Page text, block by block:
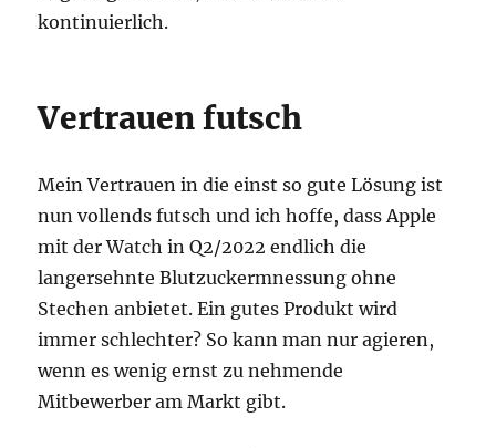
kontinuierlich.
Vertrauen futsch
Mein Vertrauen in die einst so gute Lösung ist
nun vollends futsch und ich hoffe, dass Apple
mit der Watch in Q2/2022 endlich die
langersehnte Blutzuckermnessung ohne
Stechen anbietet. Ein gutes Produkt wird
immer schlechter? So kann man nur agieren,
wenn es wenig ernst zu nehmende
Mitbewerber am Markt gibt.